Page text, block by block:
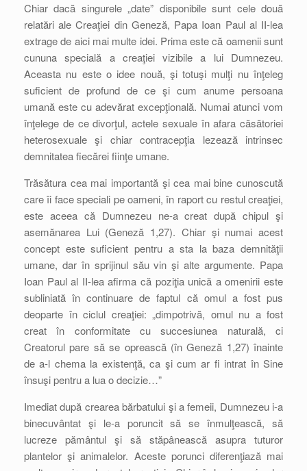
Chiar dacă singurele „date” disponibile sunt cele două
relatări ale Creaţiei din Geneză, Papa Ioan Paul al II-lea
extrage de aici mai multe idei. Prima este că oamenii sunt
cununa specială a creaţiei vizibile a lui Dumnezeu.
Aceasta nu este o idee nouă, şi totuşi mulţi nu înţeleg
suficient de profund de ce şi cum anume persoana
umană este cu adevărat excepţională. Numai atunci vom
înţelege de ce divorţul, actele sexuale în afara căsătoriei
heterosexuale şi chiar contracepţia lezează intrinsec
demnitatea fiecărei fiinţe umane.
Trăsătura cea mai importantă şi cea mai bine cunoscută
care îi face speciali pe oameni, în raport cu restul creaţiei,
este aceea că Dumnezeu ne-a creat după chipul şi
asemănarea Lui (Geneză 1,27). Chiar şi numai acest
concept este suficient pentru a sta la baza demnităţii
umane, dar în sprijinul său vin şi alte argumente. Papa
Ioan Paul al II-lea afirma că poziţia unică a omenirii este
subliniată în continuare de faptul că omul a fost pus
deoparte în ciclul creaţiei: „dimpotrivă, omul nu a fost
creat în conformitate cu succesiunea naturală, ci
Creatorul pare să se oprească (în Geneză 1,27) înainte
de a-l chema la existenţă, ca şi cum ar fi intrat în Sine
însuşi pentru a lua o decizie…”
Imediat după crearea bărbatului şi a femeii, Dumnezeu i-a
binecuvântat şi le-a poruncit să se înmulţească, să
lucreze pământul şi să stăpânească asupra tuturor
plantelor şi animalelor. Aceste porunci diferenţiază mai